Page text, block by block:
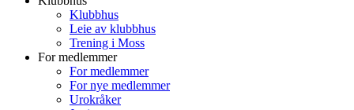
Klubbhus
Leie av klubbhus
Trening i Moss
For medlemmer
For medlemmer
For nye medlemmer
Urokråker